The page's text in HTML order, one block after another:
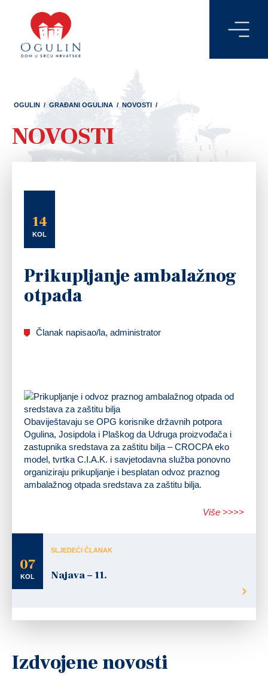
OGULIN / GRAĐANI OGULINA / NOVOSTI /
NOVOSTI
14
KOL
Prikupljanje ambalažnog
otpada
Članak napisao/la, administrator
Obaviještavaju se OPG korisnike državnih potpora
Ogulina, Josipdola i Plaškog da Udruga proizvođača i
zastupnika sredstava za zaštitu bilja – CROCPA eko
model, tvrtka C.I.A.K. i savjetodavna služba ponovno
organiziraju prikupljanje i besplatan odvoz praznog
ambalažnog otpada sredstava za zaštitu bilja.
Više >>>>
07
KOL
SLJEDEĆI ČLANAK
Najava – 11.
Izdvojene novosti